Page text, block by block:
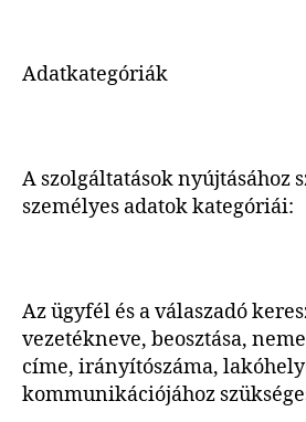
Adatkategóriák
A szolgáltatások nyújtásához
személyes adatok kategóriái:
Az ügyfél és a válaszadó
vezetékneve, beosztása,
címe, irányítószáma,
kommunikációjához